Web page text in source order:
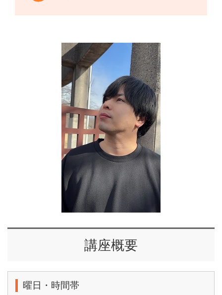
講座概要
曜日・時間帯